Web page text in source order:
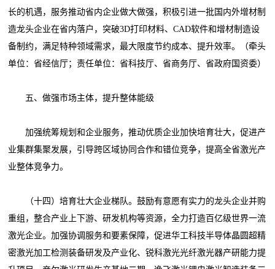
长的机遇，服务推动省内企业做大做强，积极引进一批国内外增材制
造龙头企业在省内落户，突破3D打印材料、CAD软件和增材制造设
备制约，满足特种领域需求，最大限度节约成本、提升效率。（牵头
单位：省经信厅；责任单位：省科技厅、省商务厅、省政府国资委）
五、做强市场主体，提升整体能级
加强统筹规划和企业服务，推动优质企业加快培育壮大，促进产
业集群集聚发展，引导跨区域协同合作和错位竞争，提高全省激光产
业整体竞争力。
（十四）培育壮大企业梯队。鼓励有意愿有实力的龙头企业并购
重组，整合产业上下游、研发机构等资源，全力打造百亿级世界一流
激光企业。加强协调服务和要素保障，促进华工科技半导体晶圆超精
密激光加工检测装备研发及产业化、锐科激光光纤激光器产研能力提